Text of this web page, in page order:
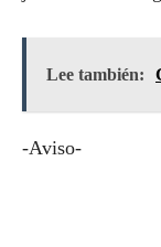
Lee también:
-Aviso-